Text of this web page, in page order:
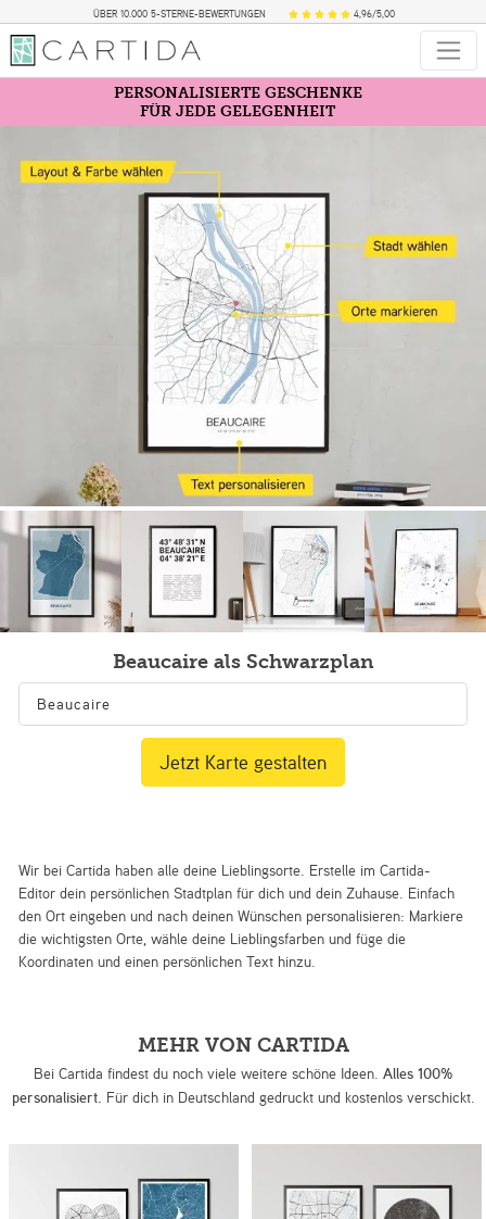
ÜBER 10.000 5-STERNE-BEWERTUNGEN 4,96/5,00
PERSONALISIERTE GESCHENKE
FÜR JEDE GELEGENHEIT
Beaucaire als Schwarzplan
Wir bei Cartida haben alle deine Lieblingsorte. Erstelle im Cartida-
Editor dein persönlichen Stadtplan für dich und dein Zuhause. Einfach
den Ort eingeben und nach deinen Wünschen personalisieren: Markiere
die wichtigsten Orte, wähle deine Lieblingsfarben und füge die
Koordinaten und einen persönlichen Text hinzu.
Jetzt Karte gestalten
MEHR VON CARTIDA
Bei Cartida findest du noch viele weitere schöne Ideen. Alles 100%
personalisiert. Für dich in Deutschland gedruckt und kostenlos verschickt.